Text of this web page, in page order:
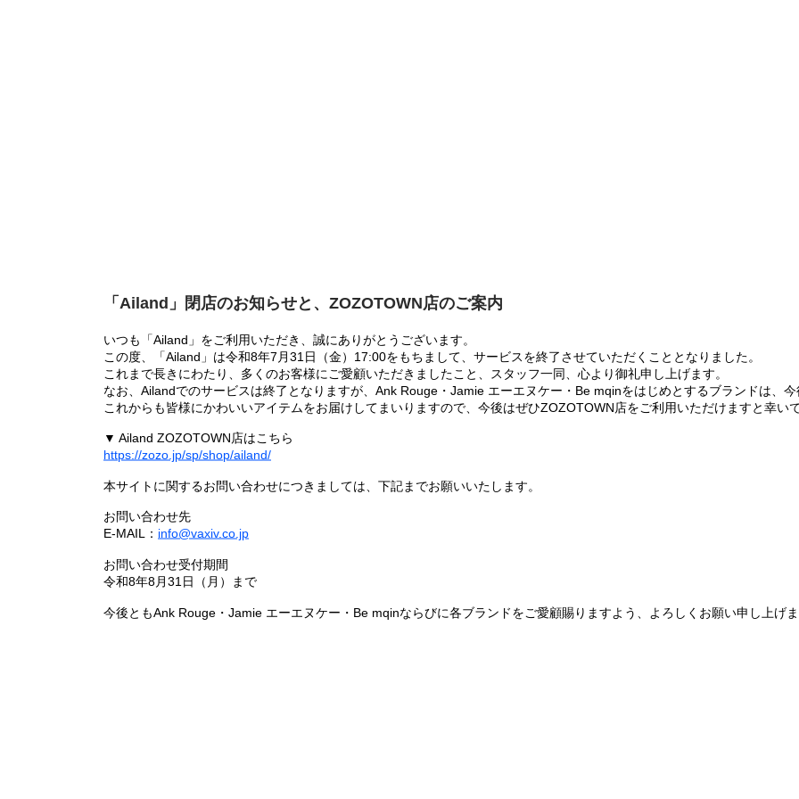
「Ailand」閉店のお知らせと、ZOZOTOWN店のご案内
いつも「Ailand」をご利用いただき、誠にありがとうございます。
この度、「Ailand」は令和8年7月31日（金）17:00をもちまして、サービスを終了させていただくこととなりました。
これまで長きにわたり、多くのお客様にご愛顧いただきましたこと、スタッフ一同、心より御礼申し上げます。
なお、Ailandでのサービスは終了となりますが、Ank Rouge・Jamie エーエヌケー・Be mqinをはじめとするブランドは、
これからも皆様にかわいいアイテムをお届けしてまいりますので、今後はぜひZOZOTOWN店をご利用いただけますと幸いで
▼ Ailand ZOZOTOWN店はこちら
https://zozo.jp/sp/shop/ailand/
本サイトに関するお問い合わせにつきましては、下記までお願いいたします。
お問い合わせ先
E-MAIL： info@vaxiv.co.jp
お問い合わせ受付期間
令和8年8月31日（月）まで
今後ともAnk Rouge・Jamie エーエヌケー・Be mqinならびに各ブランドをご愛顧賜りますよう、よろしくお願い申し上げま